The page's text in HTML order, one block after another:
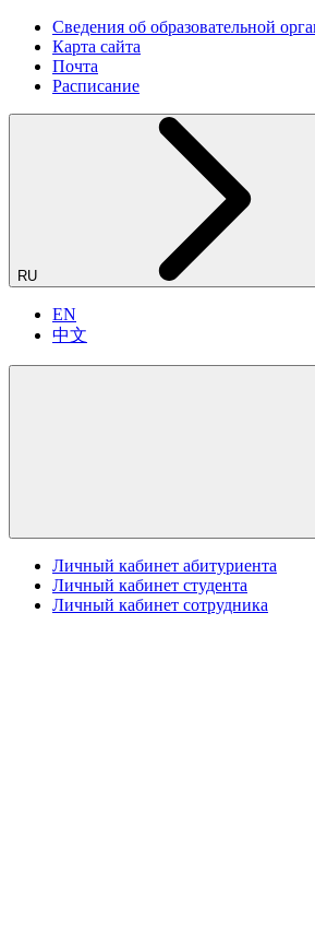
Сведения об образовательной
Карта сайта
Почта
Расписание
RU
EN
中文
Личный кабинет абитуриента
Личный кабинет студента
Личный кабинет сотрудника